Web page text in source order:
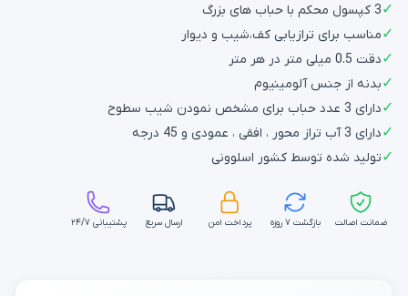
✓3 کپسول محکم با حباب های بزرگ
✓مناسب برای ترازیابی کف،شیب و دیوار
✓دقت 0.5 میلی متر در هر متر
✓بدنه از جنس آلومینیوم
✓دارای 3 عدد حباب برای مشخص نمودن شیب سطوح
✓دارای 3 آب تراز محور ، افقی ، عمودی و 45 درجه
✓تولید شده توسط کشور اسلوونی
ضمانت اصالت بازگشت ۷ روزه پرداخت امن ارسال سریع پشتیبانی ۲۴/۷